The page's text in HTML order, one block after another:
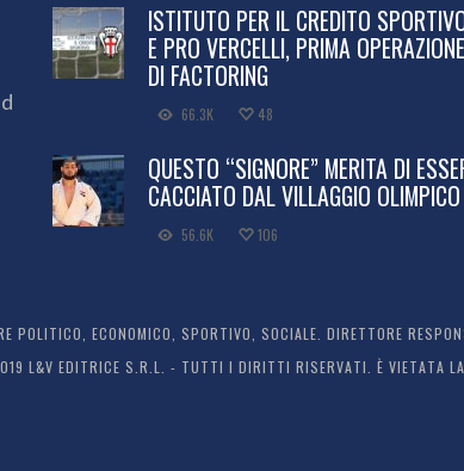
ISTITUTO PER IL CREDITO
E PRO VERCELLI, PRIMA OPERAZIONE
DI FACTORING
66.3K 48
QUESTO “SIGNORE” MERITA DI
CACCIATO DAL VILLAGGIO OLIMPICO
56.6K 106
POLITICO, ECONOMICO, SPORTIVO, SOCIALE. DIRETTORE
EDITRICE S.R.L. - TUTTI I DIRITTI RISERVATI. È VIETATA LA